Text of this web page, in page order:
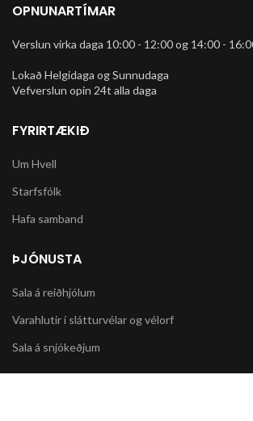
OPNUNARTÍMAR
Verslun virka daga 10:00 - 12:00 og 14:00 -
Lokað Helgidaga og Sunnudaga
Vefverslun opin 24t alla daga
FYRIRTÆKIÐ
Um Hvell
Starfsfólk
Hafa samband
ÞJÓNUSTA
Sala á reiðhjólum
Varahlutir í slátturvélar og vélorf
Sala á snjókeðjum